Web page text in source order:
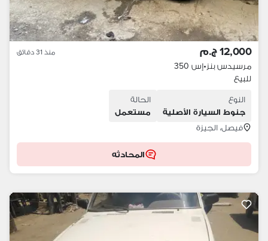
12,000 ج.م منذ 31 دقائق
مرسيدس بنز•إس 350
للبيع
النوع
جنوط السيارة الأصلية
الحالة
مستعمل
فيصل، الجيزة
المحادثه